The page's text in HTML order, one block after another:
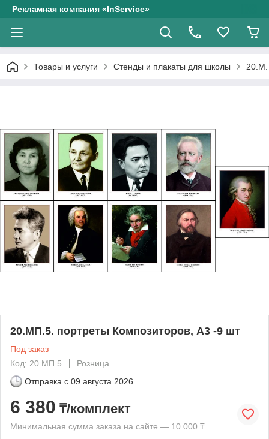
Рекламная компания «InService»
Товары и услуги Стенды и плакаты для школы 20.М.
20.МП.5. портреты Композиторов, А3 -9 шт
Под заказ
Код: 20.МП.5
Розница
Отправка с 09 августа 2026
6 380 ₸/комплект
Минимальная сумма заказа на сайте — 10 000 ₸